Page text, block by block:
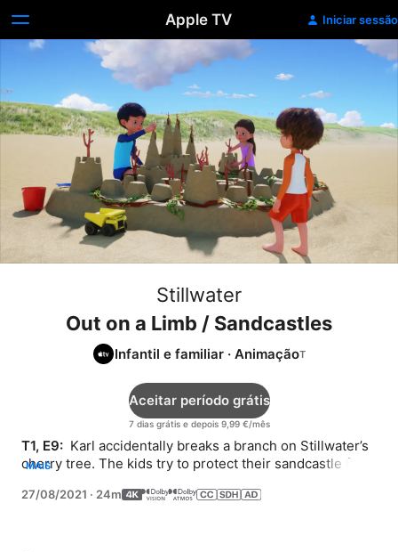
Apple TV Iniciar sessão
Stillwater
Out on a Limb / Sandcastles
Infantil e familiar · Animação
7 dias grátis e depois 9,99 €/mês
Aceitar período grátis
T1, E9: Karl accidentally breaks a branch on Stillwater’s
cherry tree. The kids try to protect their sandcastle from
MAIS
27/08/2021 · 24m